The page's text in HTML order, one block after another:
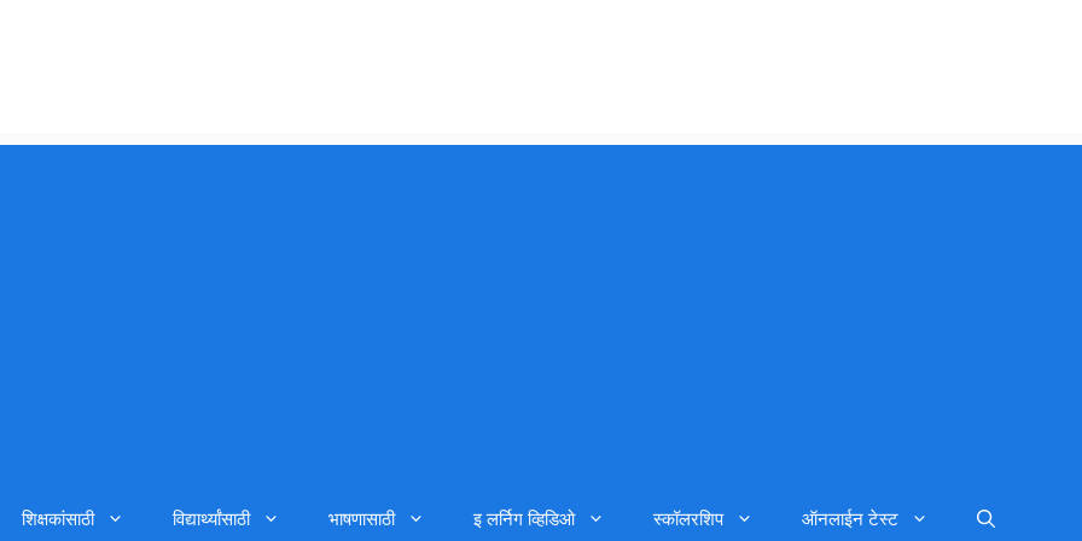
शिक्षकांसाठी विद्यार्थ्यांसाठी भाषणासाठी इ लर्निग व्हिडिओ स्कॉलरशिप ऑनलाईन टेस्ट